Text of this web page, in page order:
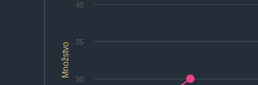
Množstvo
30
35
40